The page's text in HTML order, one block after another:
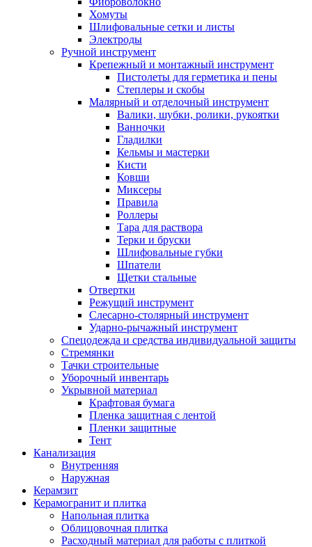
Хомуты
Шлифовальные сетки и листы
Электроды
Ручной инструмент
Крепежный и монтажный инструмент
Пистолеты для герметика и пены
Степлеры и скобы
Малярный и отделочный инструмент
Валики, шубки, ролики, рукоятки
Ванночки
Гладилки
Кельмы и мастерки
Кисти
Ковши
Миксеры
Правила
Роллеры
Тара для раствора
Терки и бруски
Шлифовальные губки
Шпатели
Щетки стальные
Отвертки
Режущий инструмент
Слесарно-столярный инструмент
Ударно-рычажный инструмент
Спецодежда и средства индивидуальной защиты
Стремянки
Тачки строительные
Уборочный инвентарь
Укрывной материал
Крафтовая бумага
Пленка защитная с лентой
Пленки защитные
Тент
Канализация
Внутренняя
Наружная
Керамзит
Керамогранит и плитка
Напольная плитка
Облицовочная плитка
Расходный материал для работы с плиткой